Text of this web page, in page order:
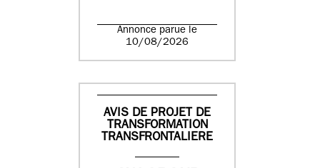
Annonce parue le
10/08/2026
AVIS DE PROJET DE
TRANSFORMATION
TRANSFRONTALIERE